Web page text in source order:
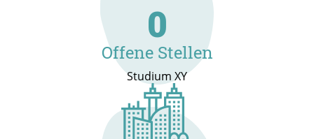
0
Offene Stellen
Studium XY